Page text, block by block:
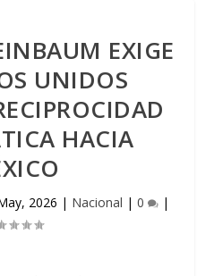
EXIGE
UNIDOS
HACIA
2026 | Nacional | 0 |